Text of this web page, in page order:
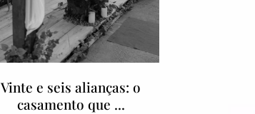
Vinte e seis alianças: o
casamento que ...